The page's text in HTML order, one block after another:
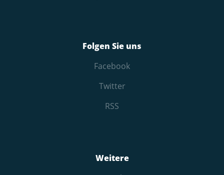
Folgen Sie uns
Facebook
Twitter
RSS
Weitere